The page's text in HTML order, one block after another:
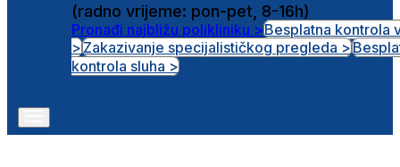
(radno vrijeme: pon-pet, 8-16h)
Pronađi najbližu polikliniku >Besplatna kontrola
>Zakazivanje specijalističkog pregleda >
kontrola sluha >